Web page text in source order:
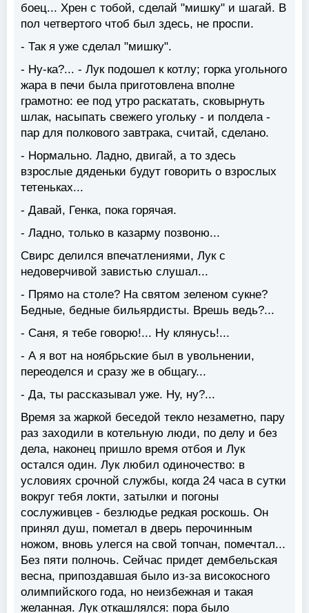
боец... Хрен с тобой, сделай "мишку" и шагай. В
пол четвертого чтоб был здесь, не проспи.
- Так я уже сделал "мишку".
- Ну-ка?... - Лук подошел к котлу; горка угольного
жара в печи была приготовлена вполне
грамотно: ее под утро раскатать, сковырнуть
шлак, насыпать свежего угольку - и полдела -
пар для полкового завтрака, считай, сделано.
- Нормально. Ладно, двигай, а то здесь
взрослые дяденьки будут говорить о взрослых
тетеньках...
- Давай, Генка, пока горячая.
- Ладно, только в казарму позвоню...
Свирс делился впечатлениями, Лук с
недоверчивой завистью слушал...
- Прямо на столе? На святом зеленом сукне?
Бедные, бедные бильярдисты. Врешь ведь?...
- Саня, я тебе говорю!... Ну клянусь!...
- А я вот на ноябрьские был в увольнении,
переоделся и сразу же в общагу...
- Да, ты рассказывал уже. Ну, ну?...
Время за жаркой беседой текло незаметно, пару
раз заходили в котельную люди, по делу и без
дела, наконец пришло время отбоя и Лук
остался один. Лук любил одиночество: в
условиях срочной службы, когда 24 часа в сутки
вокруг тебя локти, затылки и погоны
сослуживцев - безлюдье редкая роскошь. Он
принял душ, пометал в дверь перочинным
ножом, вновь улегся на свой топчан, помечтал...
Без пяти полночь. Сейчас придет дембельская
весна, припоздавшая было из-за високосного
олимпийского года, но неизбежная и такая
желанная. Лук откашлялся: пора было